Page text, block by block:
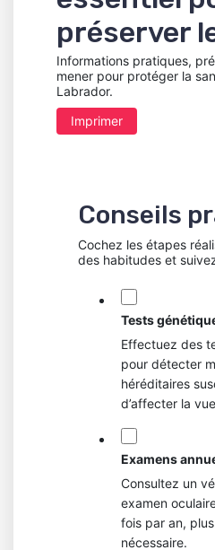
préserver
Informations pratiques,
mener pour protéger la
Labrador.
Imprimer
Conseils
Cochez les étapes
des habitudes et
Tests
Effectuez des
pour détecter
héréditaires
d’affecter la
Examens
Consultez un
examen
fois par an,
nécessaire.